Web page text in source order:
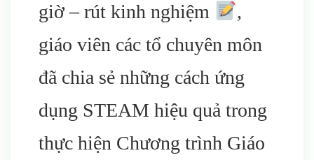
giờ – rút kinh nghiệm
,
giáo viên các tổ chuyên môn
đã chia sẻ những cách ứng
dụng STEAM hiệu quả trong
thực hiện Chương trình Giáo